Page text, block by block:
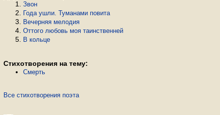
Звон
Года ушли. Туманами повита
Вечерняя мелодия
Оттого любовь моя таинственней
В кольце
Стихотворения на тему:
Смерть
Все стихотворения поэта